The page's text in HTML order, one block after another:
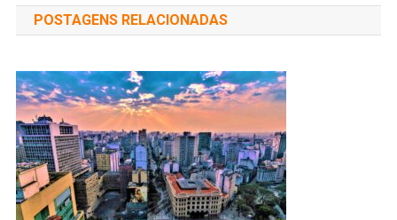
Post
POSTAGENS RELACIONADAS